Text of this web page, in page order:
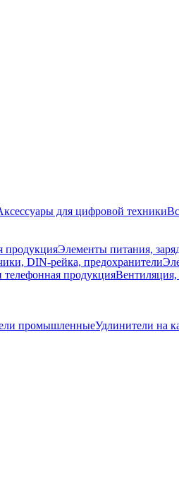
для цифровой техники
продукцияЭлементы питания,
DIN-рейка, предохранители
телефонная продукция
промышленныеУдлинители на